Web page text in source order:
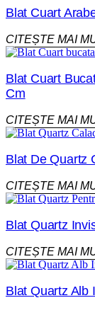
Blat Cuart
CITEȘTE MAI
Blat Cuart
Cm
CITEȘTE MAI
Blat De Quartz
CITEȘTE MAI
Blat Quartz
CITEȘTE MAI
Blat Quartz Alb